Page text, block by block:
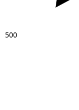
500